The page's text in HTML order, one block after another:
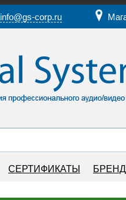
info@gs-corp.ru
СЕРТИФИКАТЫ